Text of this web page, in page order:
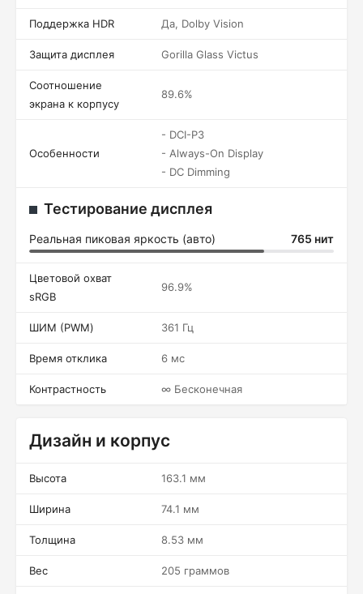
Поддержка HDR Да, Dolby Vision
Защита дисплея Gorilla Glass Victus
Соотношение
экрана к корпусу
89.6%
Особенности
- DCI-P3
- Always-On Display
- DC Dimming
Тестирование дисплея
Реальная пиковая яркость (авто) 765 нит
Цветовой охват
sRGB
96.9%
ШИМ (PWM) 361 Гц
Время отклика 6 мс
Контрастность ∞ Бесконечная
Дизайн и корпус
Высота 163.1 мм
Ширина 74.1 мм
Толщина 8.53 мм
Вес 205 граммов